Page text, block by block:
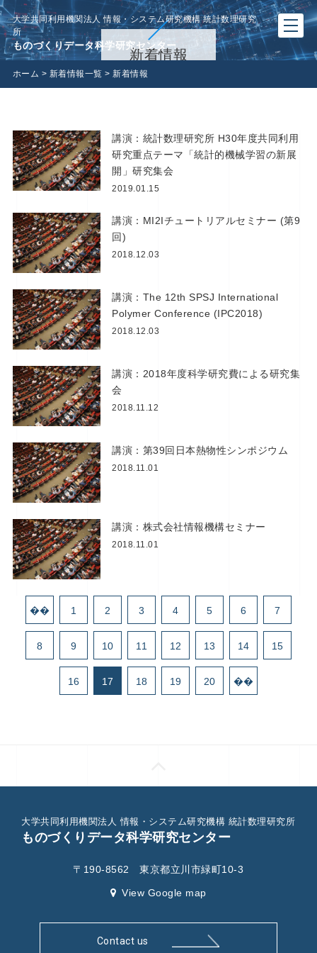
大学共同利用機関法人 情報・システム研究機構 統計数理研究
所
ものづくりデータ科学研究センター
新着情報
ホーム > 新着情報一覧 >新着情報
講演：統計数理研究所 H30年度共同利用
研究重点テーマ「統計的機械学習の新展
開」研究集会
2019.01.15
講演：MI2Iチュートリアルセミナー (第9
回)
2018.12.03
講演：The 12th SPSJ International
Polymer Conference (IPC2018)
2018.12.03
講演：2018年度科学研究費による研究集
会
2018.11.12
講演：第39回日本熱物性シンポジウム
2018.11.01
講演：株式会社情報機構セミナー
2018.11.01
�� 1 2 3 4 5 6 7
8 9 10 11 12 13 14 15
16 17 18 19 20 ��
大学共同利用機関法人 情報・システム研究機構 統計数理研究所
ものづくりデータ科学研究センター
〒190-8562 東京都立川市緑町10-3
View Google map
Contact us